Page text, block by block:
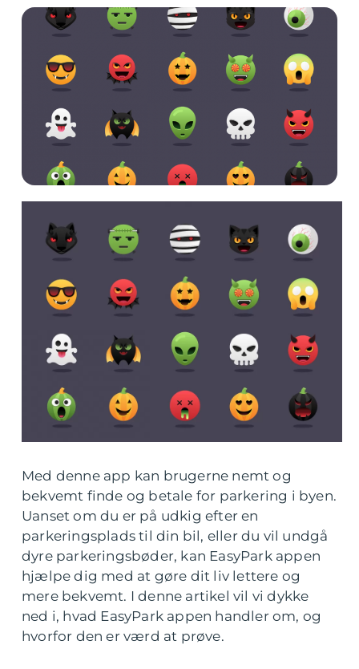
Med denne app kan brugerne nemt og
bekvemt finde og betale for parkering i byen.
Uanset om du er på udkig efter en
parkeringsplads til din bil, eller du vil undgå
dyre parkeringsbøder, kan EasyPark appen
hjælpe dig med at gøre dit liv lettere og
mere bekvemt. I denne artikel vil vi dykke
ned i, hvad EasyPark appen handler om, og
hvorfor den er værd at prøve.